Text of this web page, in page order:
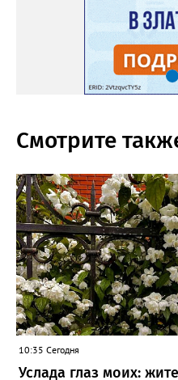
Смотрите
10:35 Сегодня
Услада глаз моих: